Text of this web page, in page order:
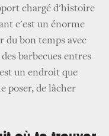
chargé d'histoire
c'est un énorme
du bon temps avec
barbecues entres
un endroit que
poser, de lâcher